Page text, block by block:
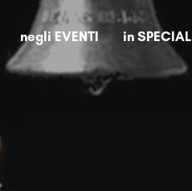
negli EVENTI in SPECIAL